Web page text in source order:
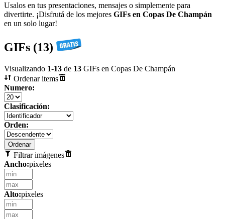
Usalos en tus presentaciones, mensajes o simplemente para
divertirte. ¡Disfrutá de los mejores GIFs en Copas De Champán
en un solo lugar!
GIFs (13)
Visualizando 1-13 de 13 GIFs en Copas De Champán
Ordenar items
Numero:
Clasificación:
Orden:
Filtrar imágenes
Ancho:pixeles
Alto:pixeles